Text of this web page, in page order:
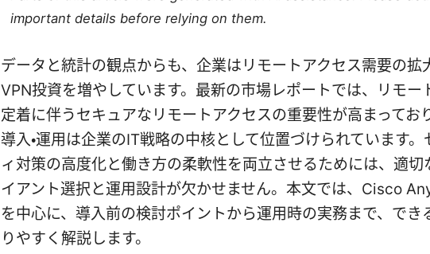
important details before relying on them.
データと統計の観点からも、企業はリモートアクセス需要の拡
VPN投資を増やしています。最新の市場レポートでは、リモー
定着に伴うセキュアなリモートアクセスの重要性が高まってお
導入・運用は企業のIT戦略の中核として位置づけられています。
ィ対策の高度化と働き方の柔軟性を両立させるためには、適切
イアント選択と運用設計が欠かせません。本文では、Cisco
を中心に、導入前の検討ポイントから運用時の実務まで、でき
りやすく解説します。